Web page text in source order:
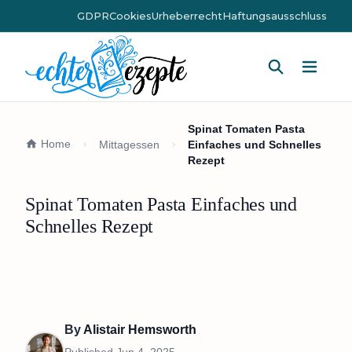
GDPRCookiesUrheberrechtHaftungsausschluss
Home Mittagessen
Spinat Tomaten Pasta
Einfaches und Schnelles
Rezept
Spinat Tomaten Pasta Einfaches und
Schnelles Rezept
ByAlistair Hemsworth